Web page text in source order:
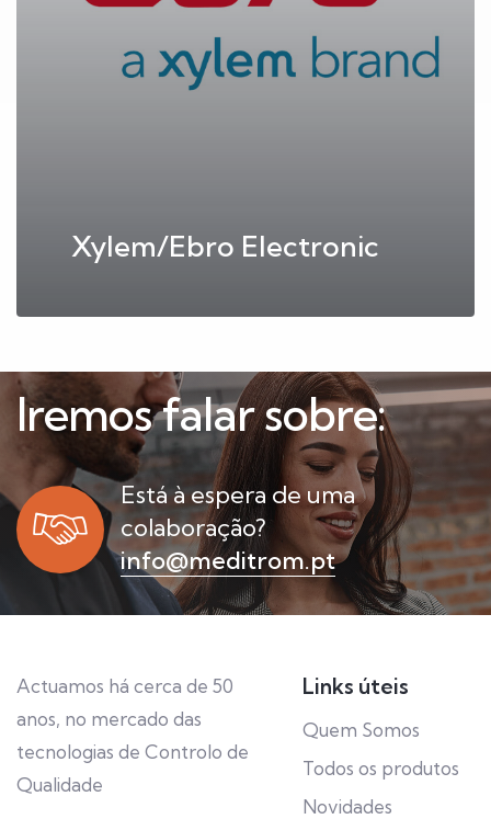
Xylem/Ebro Electronic
Iremos falar sobre:
Está à espera de uma
colaboração?
info@meditrom.pt
Actuamos há cerca de 50
anos, no mercado das
tecnologias de Controlo de
Qualidade
Links úteis
Quem Somos
Todos os produtos
Novidades